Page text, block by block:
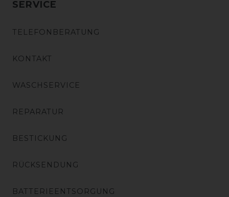
SERVICE
TELEFONBERATUNG
KONTAKT
WASCHSERVICE
REPARATUR
BESTICKUNG
RÜCKSENDUNG
BATTERIEENTSORGUNG